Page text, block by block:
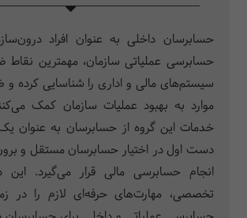
حسابرسان داخلی به عنوان افراد
حسابرسی عملیاتی سازمان­، مهمترین
سیستم­‌های مالی و اداری را شناسایی کرده
موارد به بهبود عملیات سازمان کمک
خدمات این گروه از حسابرسان به عنوان یک
دست اول در اختیار حسابرسان مستقل و
انجام حسابرسی مالی قرار می­‌گیرد. این
تخصصی، مهارت­‌های حرفه­‌ای لازم را در